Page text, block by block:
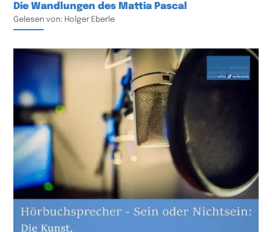
Die Wandlungen des Mattia Pascal
Gelesen von: Holger Eberle